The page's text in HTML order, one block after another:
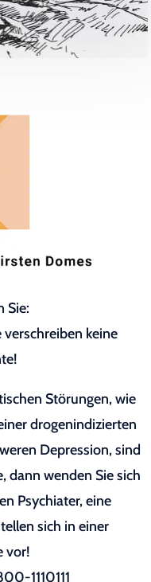
Sie:
keine
Störungen, wie
drogenindizierten
Depression, sind
dann wenden Sie sich
Psychiater, eine
sich in einer
vor!
1110111